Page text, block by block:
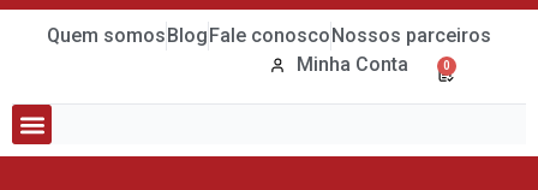
Quem somosBlogFale conoscoNossos parceiros
Minha Conta
0